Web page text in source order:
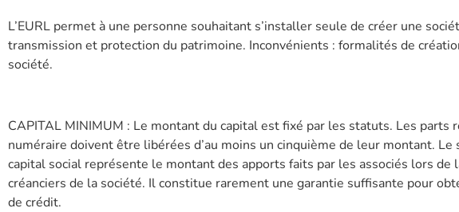
L’EURL permet à une personne souhaitant s’installer seule de créer une
transmission et protection du patrimoine. Inconvénients : formalités de
société.
CAPITAL MINIMUM : Le montant du capital est fixé par les statuts. Les parts
numéraire doivent être libérées d’au moins un cinquième de leur montant. Le
capital social représente le montant des apports faits par les associés lors de
créanciers de la société. Il constitue rarement une garantie suffisante pour
de crédit.